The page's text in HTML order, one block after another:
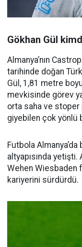
Gökhan Gül
Almanya’nın
tarihinde doğan
Gül, 1,81 metre
mevkisinde görev
orta saha ve stoper
giyebilen çok yönlü
Futbola
altyapısında
Wehen Wiesbaden
kariyerini sürdürdü.